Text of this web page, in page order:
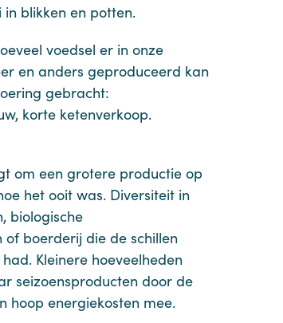
blikken en potten.
voedsel er in onze
en anders geproduceerd kan
gebracht:
korte ketenverkoop.
om een grotere productie op
het ooit was. Diversiteit in
biologische
of boerderij die de schillen
Kleinere hoeveelheden
seizoensproducten door de
hoop energiekosten mee.